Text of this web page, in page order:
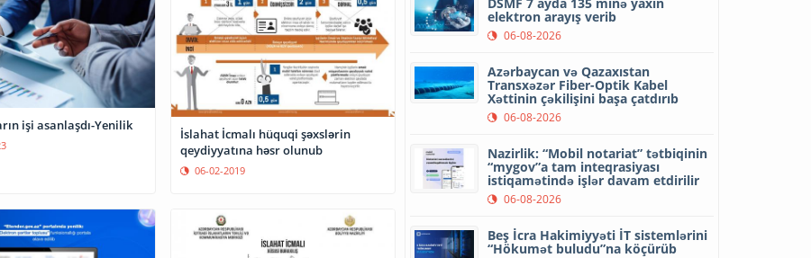
işi asanlaşdı-Yenilik
İslahat İcmalı hüquqi şəxslərin
qeydiyyatına həsr olunub
06-02-2019
elektron arayış verib
06-08-2026
Azərbaycan və Qazaxıstan
Transxəzər Fiber-Optik Kabel
Xəttinin çəkilişini başa çatdırıb
06-08-2026
Nazirlik: “Mobil notariat” tətbiqinin
“mygov”a tam inteqrasiyası
istiqamətində işlər davam etdirilir
06-08-2026
Beş İcra Hakimiyyəti İT sistemlərini
“Hökumət buludu”na köçürüb